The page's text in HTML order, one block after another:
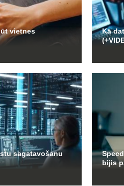
vietnes
Kā
sagatavošanu
bijis